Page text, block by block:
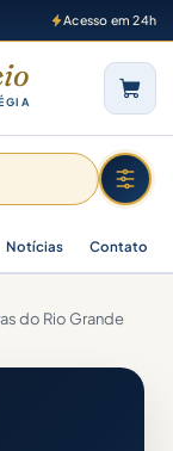
Acesso em 24h
Notícias Contato
do Rio Grande